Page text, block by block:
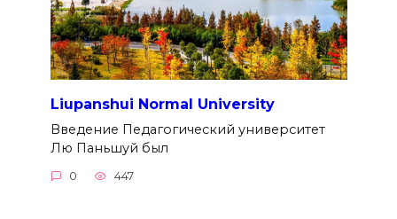
Liupanshui Normal University
Введение Педагогический университет
Лю Паньшуй был
0 447